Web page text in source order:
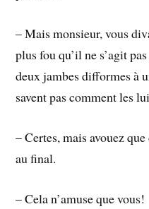
– Mais monsieur, vous
plus fou qu’il ne s’agit
deux jambes difformes à
savent pas comment les
– Certes, mais avouez
au final.
– Cela n’amuse que vous!